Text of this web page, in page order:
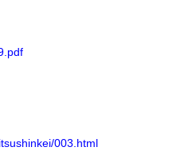
003.html